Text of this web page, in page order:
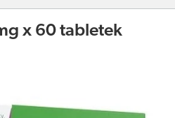
x 60 tabletek